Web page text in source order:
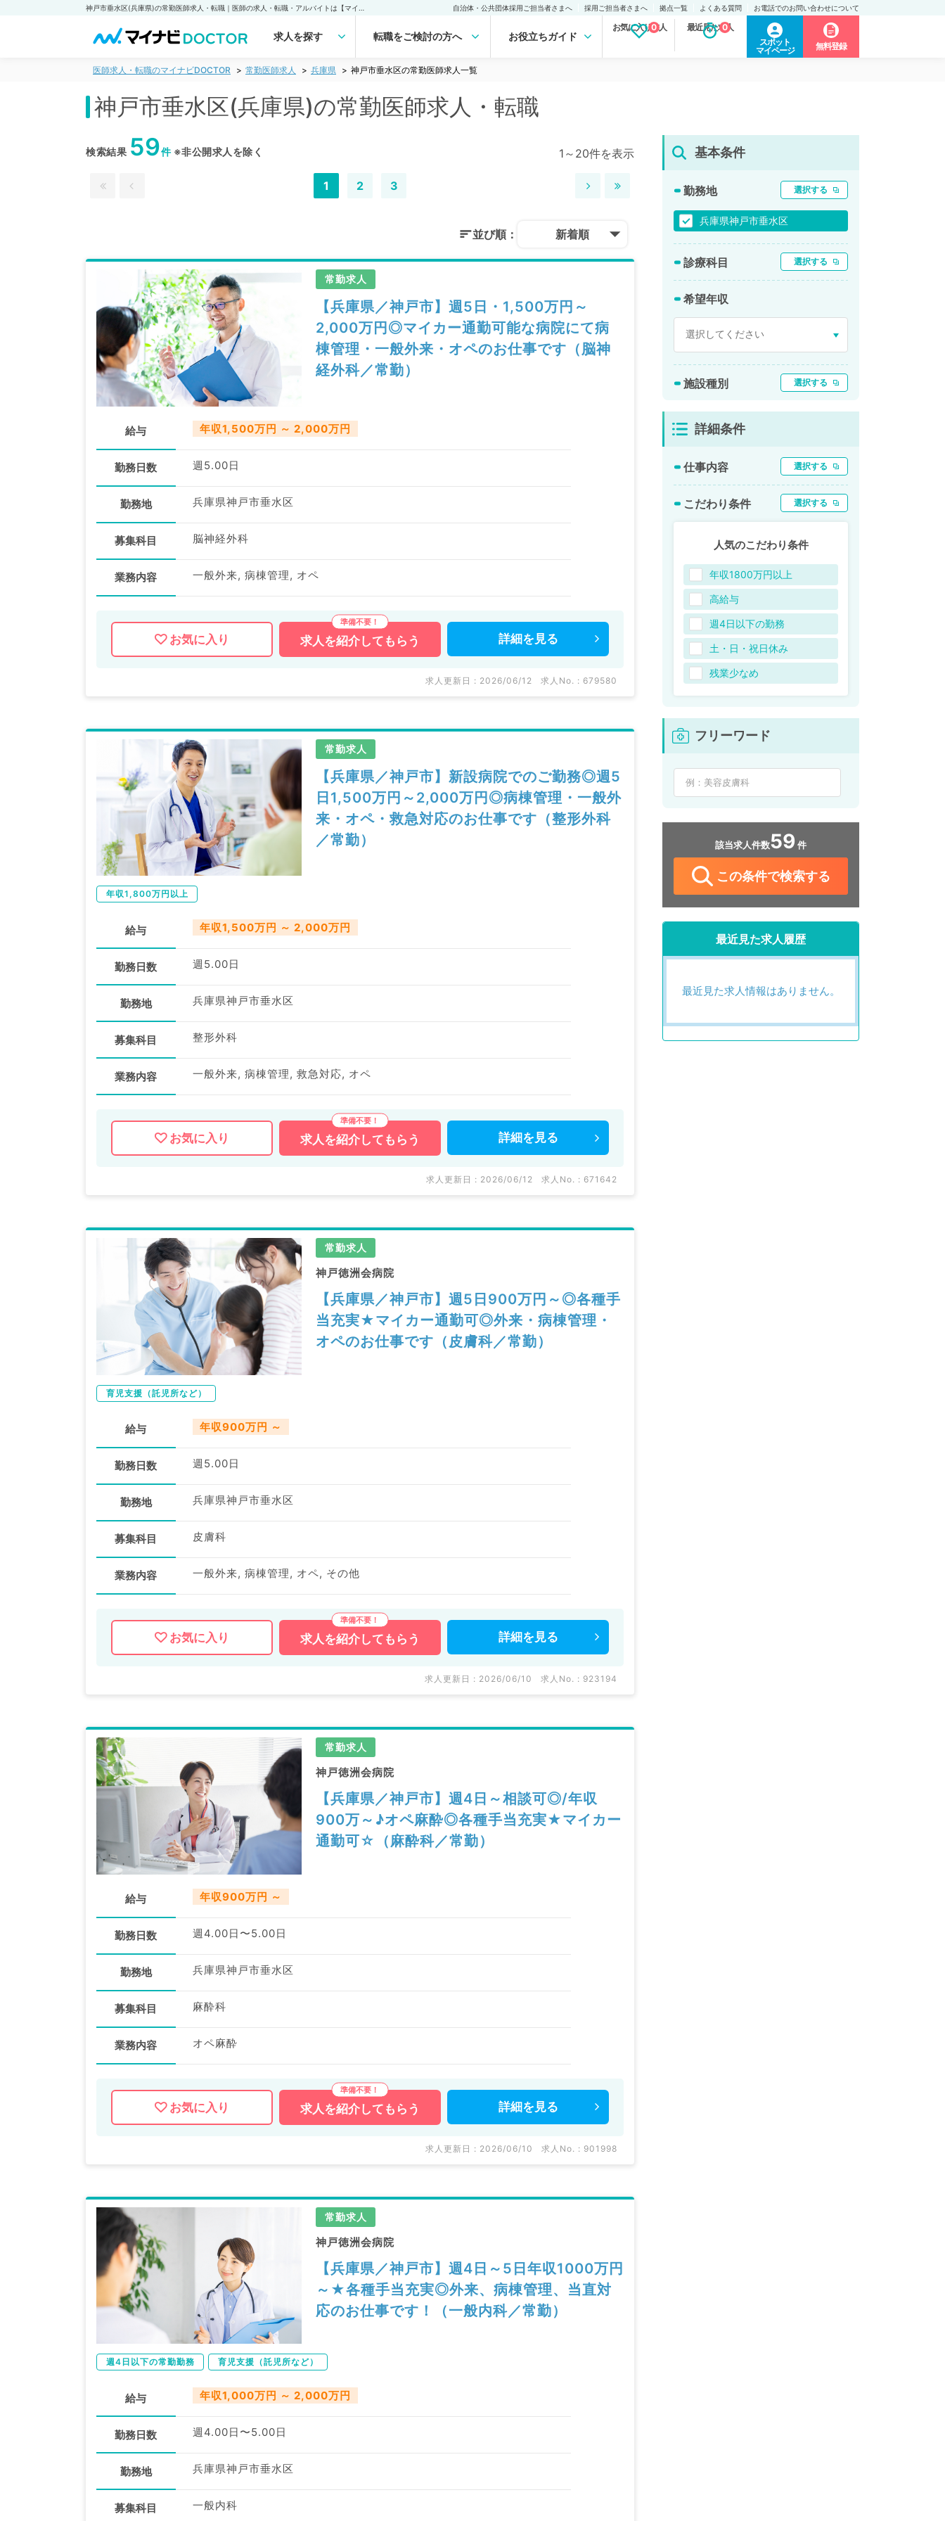
自治体・公共団体採用ご担当者さまへ 採用ご担当者さまへ 拠点一覧 よくある質問 お電話でのお問い合わせについて
求人を探す 転職をご検討の方へ お役立ちガイド
お気に入り求人
0 最近見た求人
0
スポット
マイページ
無料登録
医師求人・転職のマイナビDOCTOR 常勤医師求人 兵庫県 神戸市垂水区の常勤医師求人一覧
神戸市垂水区(兵庫県)の常勤医師求人・転職
検索結果 59件※非公開求人を除く 1～20件を表示
1 2 3
並び順： 新着順
常勤求人
【兵庫県／神戸市】週5日・1,500万円～
2,000万円◎マイカー通勤可能な病院にて病
棟管理・一般外来・オペのお仕事です（脳神
経外科／常勤）
給与 年収1,500万円 ～ 2,000万円
勤務日数 週5.00日
勤務地 兵庫県神戸市垂水区
募集科目 脳神経外科
業務内容 一般外来, 病棟管理, オペ
お気に入り 求人を紹介してもらう 詳細を 見る
求人更新日 : 2026/06/12 求人No. : 679580
常勤求人
【兵庫県／神戸市】新設病院でのご勤務◎週5
日1,500万円～2,000万円◎病棟管理・一般外
来・オペ・救急対応のお仕事です（整形外科
／常勤）
年収1,800万円以上
給与 年収1,500万円 ～ 2,000万円
勤務日数 週5.00日
勤務地 兵庫県神戸市垂水区
募集科目 整形外科
業務内容 一般外来, 病棟管理, 救急対応, オペ
お気に入り 求人を紹介してもらう 詳細を 見る
求人更新日 : 2026/06/12 求人No. : 671642
常勤求人
神戸徳洲会病院
【兵庫県／神戸市】週5日900万円～◎各種手
当充実★マイカー通勤可◎外来・病棟管理・
オペのお仕事です（皮膚科／常勤）
育児支援（託児所など）
給与 年収900万円 ～
勤務日数 週5.00日
勤務地 兵庫県神戸市垂水区
募集科目 皮膚科
業務内容 一般外来, 病棟管理, オペ, その他
お気に入り 求人を紹介してもらう 詳細を 見る
求人更新日 : 2026/06/10 求人No. : 923194
常勤求人
神戸徳洲会病院
【兵庫県／神戸市】週4日～相談可◎/年収
900万～♪オペ麻酔◎各種手当充実★マイカー
通勤可☆（麻酔科／常勤）
給与 年収900万円 ～
勤務日数 週4.00日〜5.00日
勤務地 兵庫県神戸市垂水区
募集科目 麻酔科
業務内容 オペ麻酔
お気に入り 求人を紹介してもらう 詳細を 見る
求人更新日 : 2026/06/10 求人No. : 901998
常勤求人
神戸徳洲会病院
【兵庫県／神戸市】週4日～5日年収1000万円
～★各種手当充実◎外来、病棟管理、当直対
応のお仕事です！（一般内科／常勤）
週4日以下の常勤勤務 育児支援（託児所など）
給与 年収1,000万円 ～ 2,000万円
勤務日数 週4.00日〜5.00日
勤務地 兵庫県神戸市垂水区
募集科目 一般内科
基本条件
勤務地 選択する
兵庫県神戸市垂水区
診療科目 選択する
希望年収
施設種別 選択する
詳細条件
仕事内容 選択する
こだわり条件 選択する
人気のこだわり条件
年収1800万円以上
高給与
週4日以下の勤務
土・日・祝日休み
残業少なめ
フリーワード
該当求人件数59 件
この条件で検索する
最近見た求人履歴
最近見た求人情報はありません。